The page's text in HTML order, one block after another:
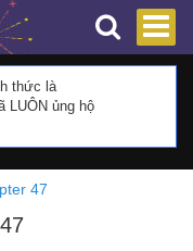
thức là
LUÔN ủng hộ
47